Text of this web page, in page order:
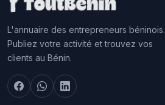
L'annuaire des entrepreneurs béninois.
Publiez votre activité et trouvez vos
clients au Bénin.